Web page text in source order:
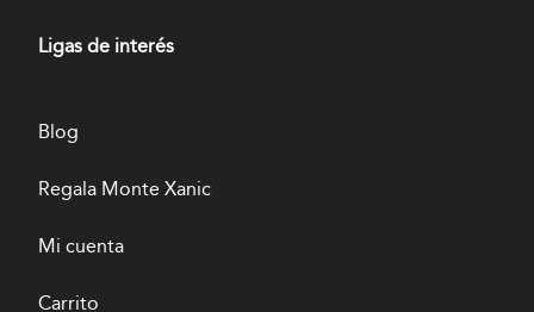
Ligas de interés
Blog
Regala Monte Xanic
Mi cuenta
Carrito